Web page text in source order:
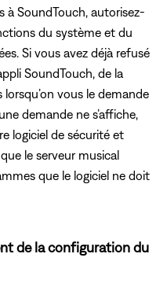
à SoundTouch, autorisez-
du système et du
Si vous avez déjà refusé
SoundTouch, de la
lorsqu’on vous le demande
demande ne s’affiche,
logiciel de sécurité et
le serveur musical
que le logiciel ne doit
de la configuration du